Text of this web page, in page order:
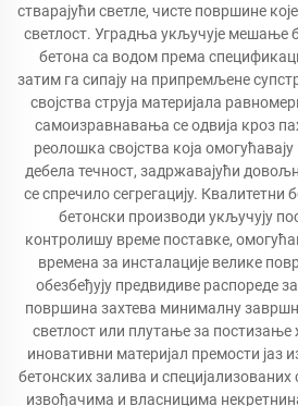
стварајући светле, чисте површине
светлост. Уградња укључује мешање
бетона са водом према
затим га сипају на припремљене
својства струја материјала
самоизравнавања се одвија кроз
реолошка својства која
дебела течност, задржавајући
се спречило сегрегацију.
бетонски производи укључују
контролишу време поставке,
времена за инсталације велике
обезбеђују предвидиве распореде
површина захтева минималну
светлост или плутање за постизање
иновативни материјал премости јаз
бетонских залива и специјализованих
извођачима и власницима